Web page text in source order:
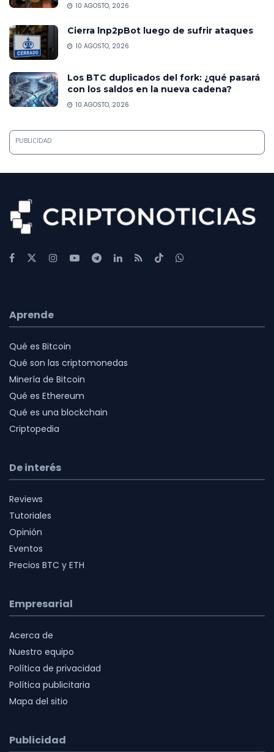
10 AGOSTO, 2026
Cierra lnp2pBot luego de sufrir ataques
10 AGOSTO, 2026
Los BTC duplicados del fork: ¿qué pasará
con los saldos en la nueva cadena?
10 AGOSTO, 2026
PUBLICIDAD
Aprende
Qué es Bitcoin
Qué son las criptomonedas
Minería de Bitcoin
Qué es Ethereum
Qué es una blockchain
Criptopedia
De interés
Reviews
Tutoriales
Opinión
Eventos
Precios BTC y ETH
Empresarial
Acerca de
Nuestro equipo
Política de privacidad
Política publicitaria
Mapa del sitio
Publicidad